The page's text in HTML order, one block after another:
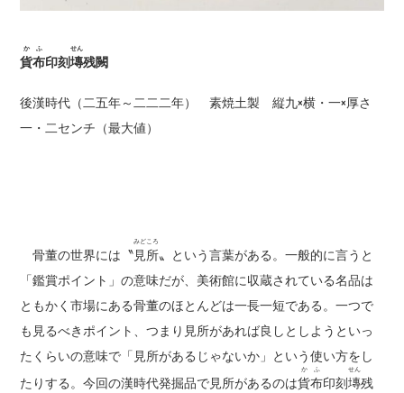
貨布
かふ
印刻塼
せん
残闕
後漢時代（二五年～二二二年） 素焼土製 縦九×横・一×厚さ
一・二センチ（最大値）
骨董の世界には〝見所
みどころ
〟という言葉がある。一般的に言うと
「鑑賞ポイント」の意味だが、美術館に収蔵されている名品は
ともかく市場にある骨董のほとんどは一長一短である。一つで
も見るべきポイント、つまり見所があれば良しとしようといっ
たくらいの意味で「見所があるじゃないか」という使い方をし
たりする。今回の漢時代発掘品で見所があるのは貨布
かふ
印刻塼
せん
残